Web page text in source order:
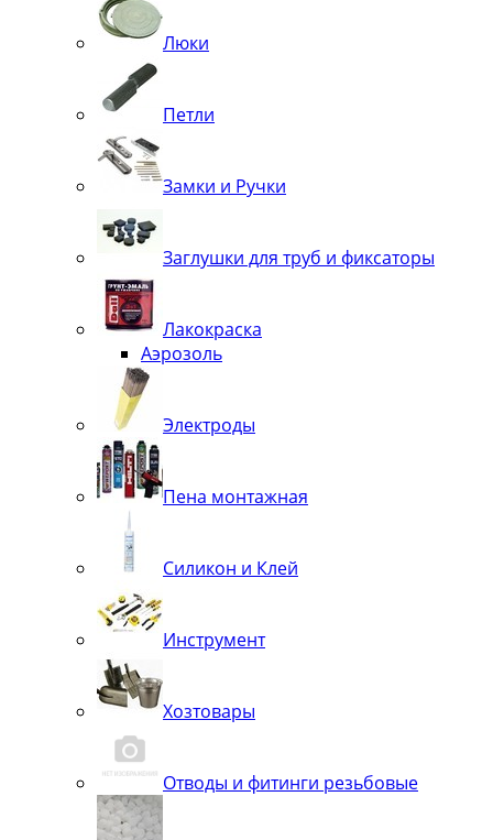
Люки
Петли
Замки и Ручки
Заглушки для труб и фиксаторы
Лакокраска
Аэрозоль
Электроды
Пена монтажная
Силикон и Клей
Инструмент
Хозтовары
Отводы и фитинги резьбовые